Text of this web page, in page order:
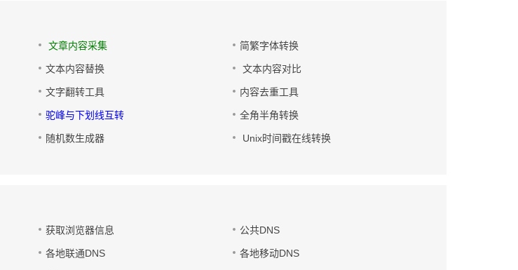
文章内容采集 简繁字体转换
文本内容替换 文本内容对比
文字翻转工具 内容去重工具
驼峰与下划线互转 全角半角转换
随机数生成器 Unix时间戳在线转换
获取浏览器信息 公共DNS
各地联通DNS 各地移动DNS